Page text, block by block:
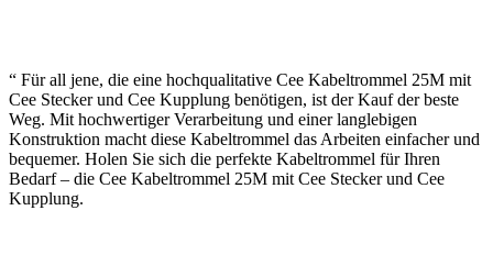
“ Für all jene, die eine hochqualitative Cee Kabeltrommel 25M mit
Cee Stecker und Cee Kupplung benötigen, ist der Kauf der beste
Weg. Mit hochwertiger Verarbeitung und einer langlebigen
Konstruktion macht diese Kabeltrommel das Arbeiten einfacher und
bequemer. Holen Sie sich die perfekte Kabeltrommel für Ihren
Bedarf – die Cee Kabeltrommel 25M mit Cee Stecker und Cee
Kupplung.